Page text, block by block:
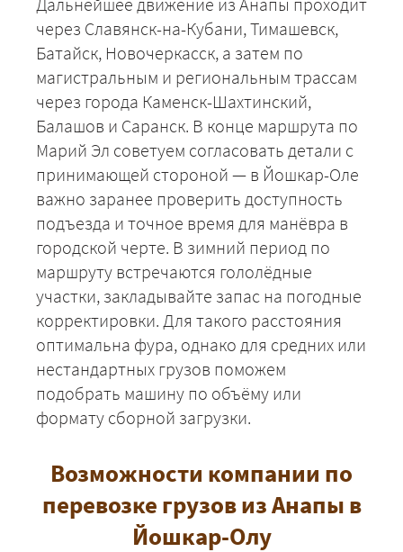
через Славянск-на-Кубани, Тимашевск,
Батайск, Новочеркасск, а затем по
магистральным и региональным трассам
через города Каменск-Шахтинский,
Балашов и Саранск. В конце маршрута по
Марий Эл советуем согласовать детали с
принимающей стороной — в Йошкар-Оле
важно заранее проверить доступность
подъезда и точное время для манёвра в
городской черте. В зимний период по
маршруту встречаются гололёдные
участки, закладывайте запас на погодные
корректировки. Для такого расстояния
оптимальна фура, однако для средних или
нестандартных грузов поможем
подобрать машину по объёму или
формату сборной загрузки.
Возможности компании по
перевозке грузов из Анапы в
Йошкар-Олу
+7 (499) 520-05-23
ЗАКАЗАТЬ